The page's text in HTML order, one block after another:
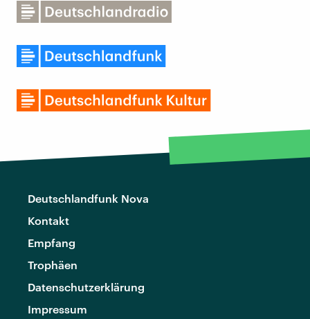
Deutschlandfunk Nova
Kontakt
Empfang
Trophäen
Datenschutzerklärung
Impressum